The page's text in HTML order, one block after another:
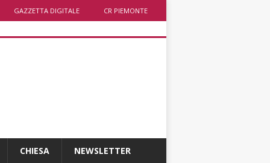
GAZZETTA DIGITALE CR PIEMONTE
CHIESA NEWSLETTER